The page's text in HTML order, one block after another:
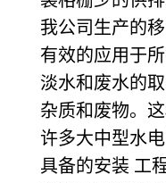
我公司生产的
有效的应用于
淡水和废水的
杂质和废物。
许多大中型水
具备的安装 工